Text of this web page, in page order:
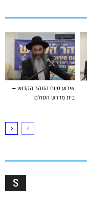
אירוע סיום הזוהר הקדוש –
בית מדרש הסולם